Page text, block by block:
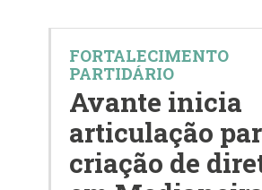
FORTALECIMENTO
PARTIDÁRIO
Avante inicia
articulação
criação de